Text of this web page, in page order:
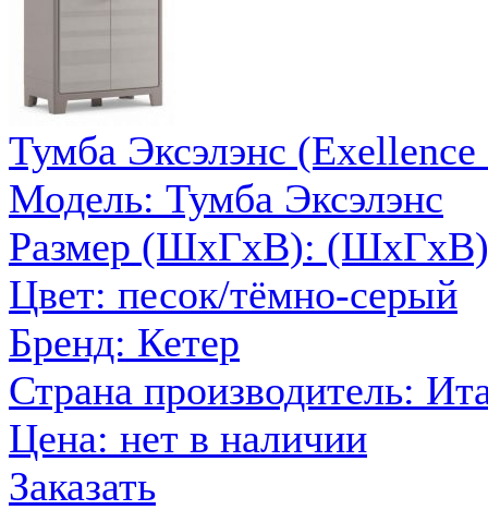
Тумба Эксэлэнс
Модель: Тумба Эксэлэнс
Размер (ШxГxВ):
Цвет: песок/тёмно-серый
Бренд: Кетер
Страна производитель:
Цена: нет в наличии
Заказать